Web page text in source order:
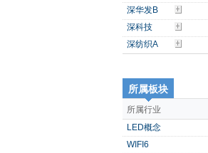
深华发B
深科技
深纺织A
所属板块
所属行业
LED概念
WIFI6